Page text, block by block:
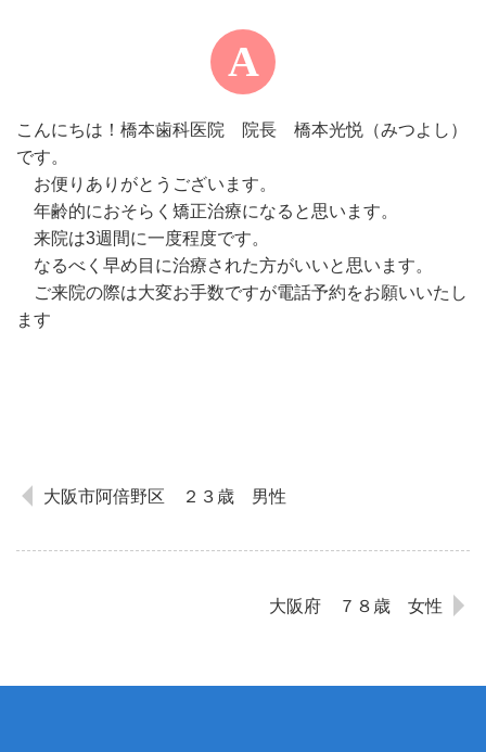
こんにちは！橋本歯科医院 院長 橋本光悦（みつよし）
です。
お便りありがとうございます。
年齢的におそらく矯正治療になると思います。
来院は3週間に一度程度です。
なるべく早め目に治療された方がいいと思います。
ご来院の際は大変お手数ですが電話予約をお願いいたし
ます
大阪市阿倍野区 ２３歳 男性
大阪府 ７８歳 女性